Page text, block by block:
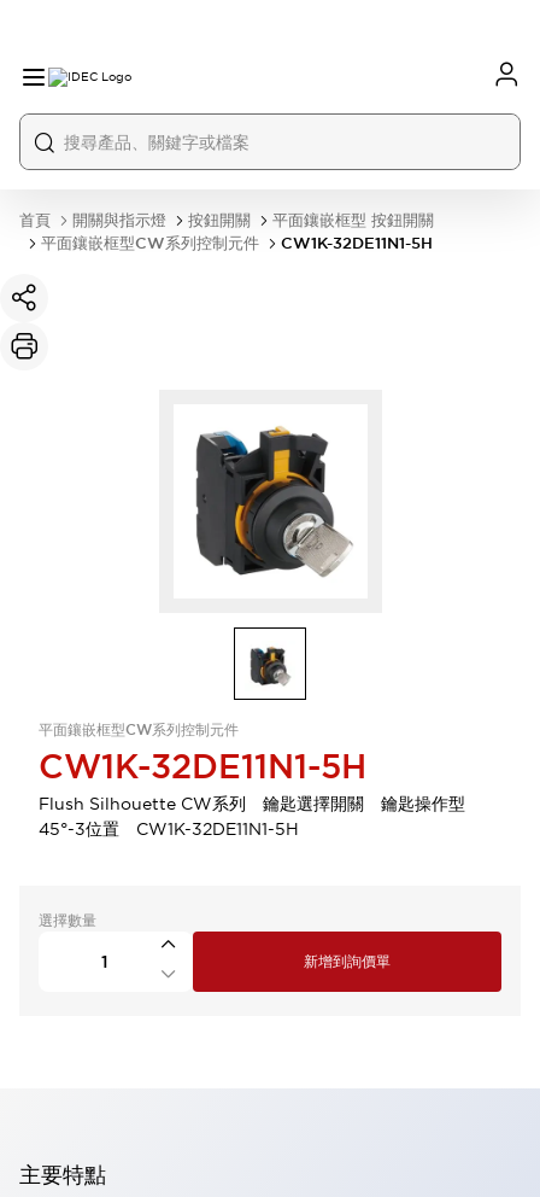
首頁 開關與指示燈 按鈕開關
平面鑲嵌框型 按鈕開關
平面鑲嵌框型CW系列控制元件
CW1K-32DE11N1-5H
平面鑲嵌框型CW系列控制元件
CW1K-32DE11N1-5H
Flush Silhouette CW系列 鑰匙選擇開關 鑰匙操作型
45°-3位置 CW1K-32DE11N1-5H
選擇數量
新增到詢價單
主要特點